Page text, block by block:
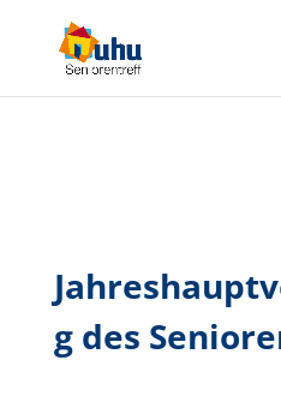
g des